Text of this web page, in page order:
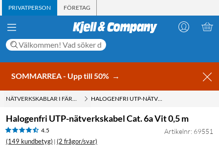
PRIVATPERSON FÖRETAG
SOMMARREA - Upp till 50% →
NÄTVERKSKABLAR I FÄRDIGA LÄNGDER HALOGENFRI UTP-NÄTVERKSKABEL CAT. 6A VIT 0,5 M
Halogenfri UTP-nätverkskabel Cat. 6a Vit 0,5 m
4.5
(149 kundbetyg) | (2 frågor/svar)
Artikelnr: 69551